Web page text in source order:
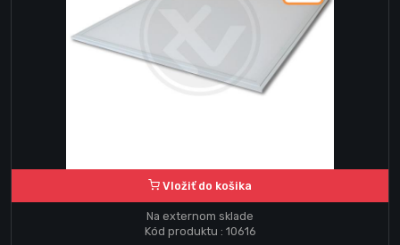
Vložiť do košika
Na externom sklade
Kód produktu : 10616